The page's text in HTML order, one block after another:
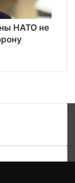
НАТО не